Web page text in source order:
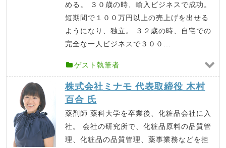
める。 ３０歳の時、輸入ビジネスで成功。
短期間で１００万円以上の売上げを出せる
ようになり、独立。 ３２歳の時、自宅での
完全な一人ビジネスで３００...
ゲスト執筆者
株式会社ミナモ 代表取締役 木村
百合 氏
薬剤師 薬科大学を卒業後、化粧品会社に入
社。 会社の研究所で、化粧品原料の品質管
理、化粧品の品質管理、薬事業務などを担